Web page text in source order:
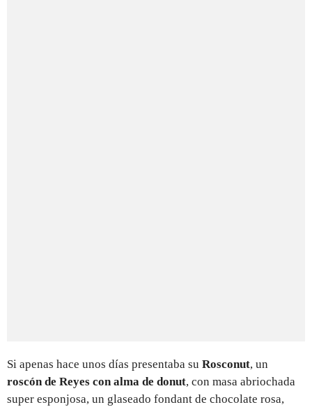
Si apenas hace unos días presentaba su Rosconut, un
roscón de Reyes con alma de donut, con masa abriochada
super esponjosa, un glaseado fondant de chocolate rosa,